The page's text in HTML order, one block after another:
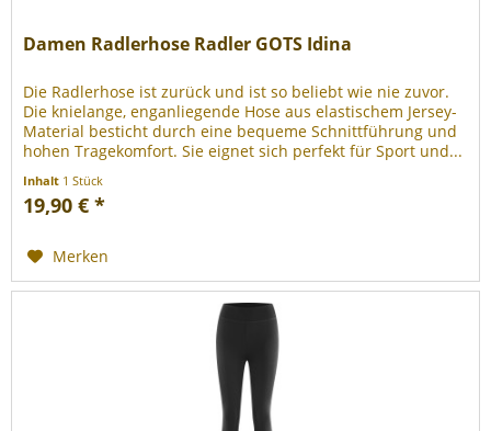
Damen Radlerhose Radler GOTS Idina
Die Radlerhose ist zurück und ist so beliebt wie nie zuvor.
Die knielange, enganliegende Hose aus elastischem Jersey-
Material besticht durch eine bequeme Schnittführung und
hohen Tragekomfort. Sie eignet sich perfekt für Sport und...
Inhalt 1 Stück
19,90 € *
Merken